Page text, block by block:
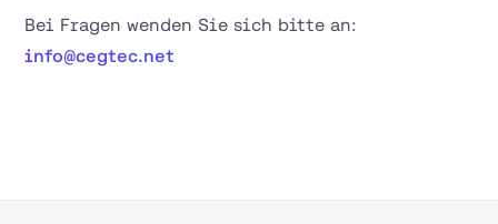
Bei Fragen wenden Sie sich bitte an:
info@cegtec.net